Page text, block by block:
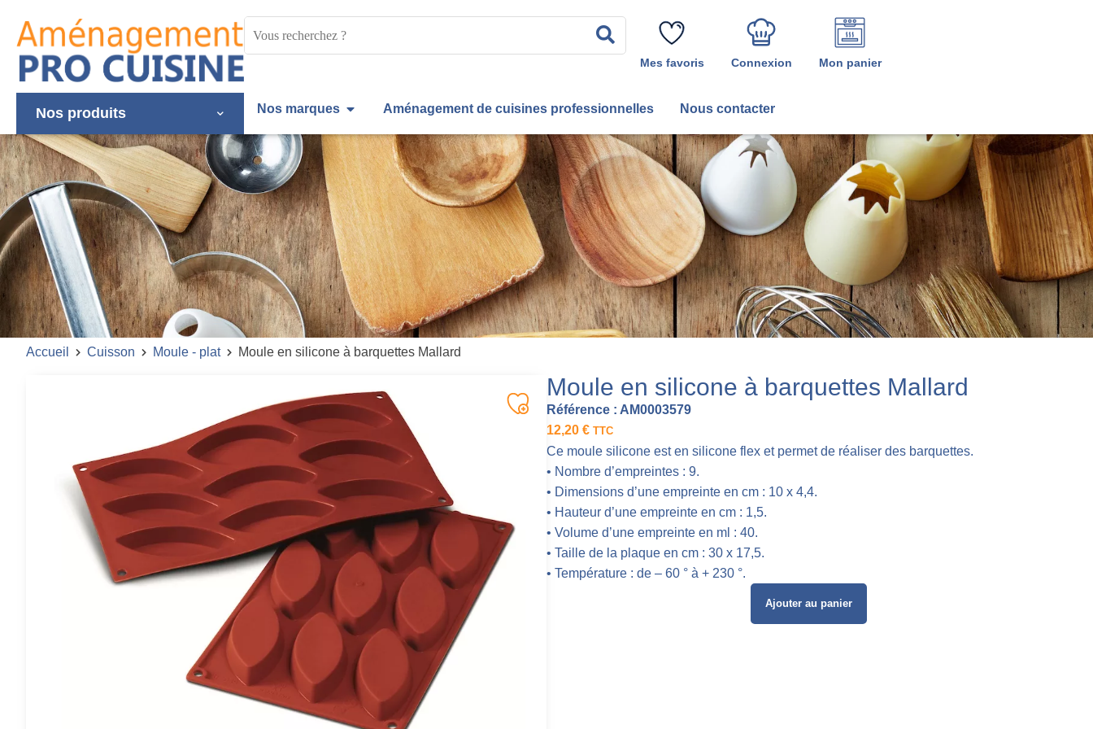
Rechercher
Mes favoris Connexion Mon panier
Nos produits Nos marques Aménagement de cuisines professionnelles Nous contacter
Accueil Cuisson Moule - plat Moule en silicone à barquettes Mallard
Moule en silicone à barquettes Mallard
Référence : AM0003579
12,20 € TTC
Ce moule silicone est en silicone flex et permet de réaliser des barquettes.
• Nombre d’empreintes : 9.
• Dimensions d’une empreinte en cm : 10 x 4,4.
• Hauteur d’une empreinte en cm : 1,5.
• Volume d’une empreinte en ml : 40.
• Taille de la plaque en cm : 30 x 17,5.
• Température : de – 60 ° à + 230 °.
Ajouter au panier